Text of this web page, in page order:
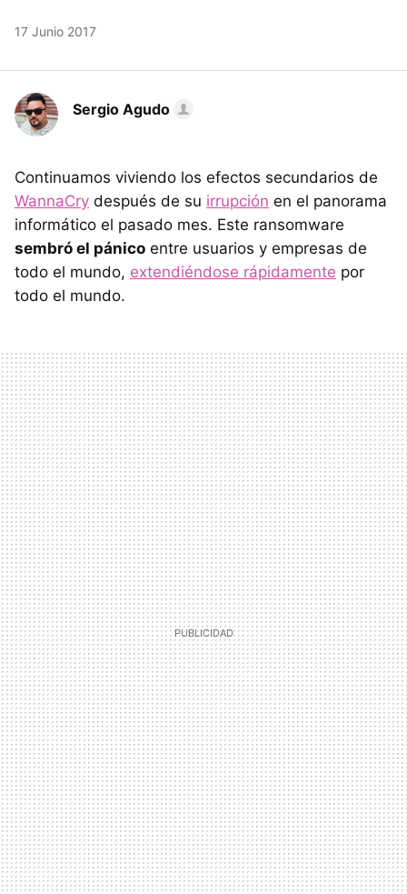
17 Junio 2017
Sergio Agudo
Continuamos viviendo los efectos secundarios de
WannaCry después de su irrupción en el panorama
informático el pasado mes. Este ransomware
sembró el pánico entre usuarios y empresas de
todo el mundo, extendiéndose rápidamente por
todo el mundo.